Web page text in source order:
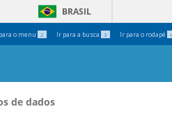
o menu 2 Ir para a busca 3 Ir para o rodapé
BRASIL
Ferramentas
Pessoais
de dados